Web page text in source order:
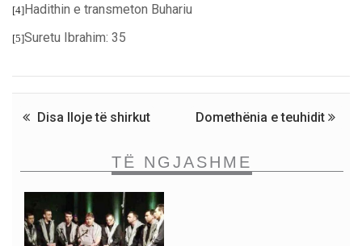
[4]Hadithin e transmeton Buhariu
[5]Suretu Ibrahim: 35
Disa lloje të shirkut Domethënia e teuhidit
TË NGJASHME